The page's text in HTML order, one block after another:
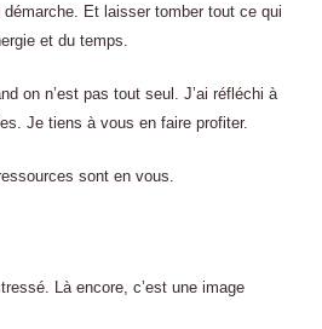
Et laisser tomber tout ce qui
et du temps.
on n’est pas tout seul. J’ai réfléchi à
Je tiens à vous en faire profiter.
sont en vous.
Là encore, c’est une image